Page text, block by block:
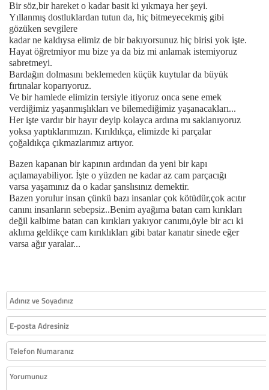
Bir söz,bir hareket o kadar basit ki yıkmaya her şeyi.
Yıllanmış dostluklardan tutun da, hiç bitmeyecekmiş gibi
gözüken sevgilere
kadar ne kaldıysa elimiz de bir bakıyorsunuz hiç birisi yok işte.
Hayat öğretmiyor mu bize ya da biz mi anlamak istemiyoruz
sabretmeyi.
Bardağın dolmasını beklemeden küçük kuytular da büyük
fırtınalar koparıyoruz.
Ve bir hamlede elimizin tersiyle itiyoruz onca sene emek
verdiğimiz yaşanmışlıkları ve bilemediğimiz yaşanacakları...
Her işte vardır bir hayır deyip kolayca ardına mı saklanıyoruz
yoksa yaptıklarımızın. Kırıldıkça, elimizde ki parçalar
çoğaldıkça çıkmazlarımız artıyor.
Bazen kapanan bir kapının ardından da yeni bir kapı
açılamayabiliyor. İşte o yüzden ne kadar az cam parçacığı
varsa yaşamınız da o kadar şanslısınız demektir.
Bazen yorulur insan çünkü bazı insanlar çok kötüdür,çok acıtır
canını insanların sebepsiz..Benim ayağıma batan cam kırıkları
değil kalbime batan can kırıkları yakıyor canımı,öyle bir acı ki
aklıma geldikçe cam kırıklıkları gibi batar kanatır sinede eğer
varsa ağır yaralar...